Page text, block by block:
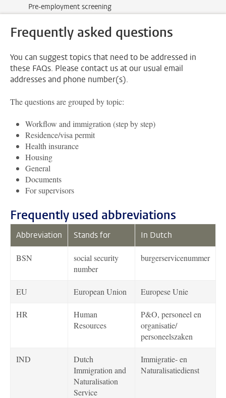
Pre-employment screening
Frequently asked questions
You can suggest topics that need to be addressed in
these FAQs. Please contact us at our usual email
addresses and phone number(s).
The questions are grouped by topic:
Workflow and immigration (step by step)
Residence/visa permit
Health insurance
Housing
General
Documents
For supervisors
Frequently used abbreviations
Abbreviation Stands for In Dutch
BSN
social security
number
burgerservicenummer
EU European Union Europese Unie
HR
Human
Resources
P&O, personeel en
organisatie/
personeelszaken
IND
Dutch
Immigration and
Naturalisation
Service
Immigratie- en
Naturalisatiedienst